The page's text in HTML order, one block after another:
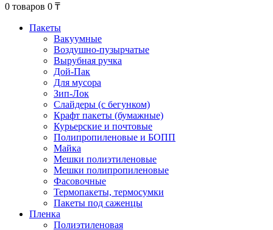
0 товаров 0 ₸
Пакеты
Вакуумные
Воздушно-пузырчатые
Вырубная ручка
Дой-Пак
Для мусора
Зип-Лок
Слайдеры (с бегунком)
Крафт пакеты (бумажные)
Курьерские и почтовые
Полипропиленовые и БОПП
Майка
Мешки полиэтиленовые
Мешки полипропиленовые
Фасовочные
Термопакеты, термосумки
Пакеты под саженцы
Пленка
Полиэтиленовая